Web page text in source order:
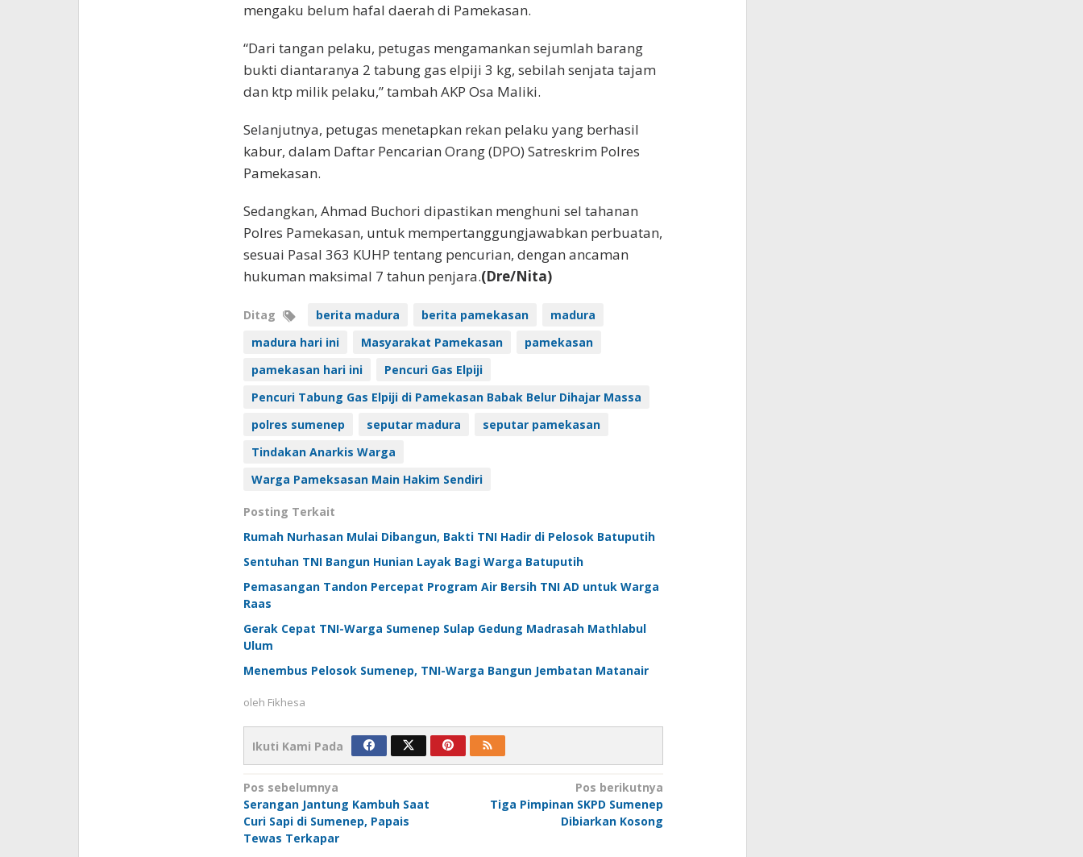
mengaku belum hafal daerah di Pamekasan.
“Dari tangan pelaku, petugas mengamankan sejumlah barang
bukti diantaranya 2 tabung gas elpiji 3 kg, sebilah senjata tajam
dan ktp milik pelaku,” tambah AKP Osa Maliki.
Selanjutnya, petugas menetapkan rekan pelaku yang berhasil
kabur, dalam Daftar Pencarian Orang (DPO) Satreskrim Polres
Pamekasan.
Sedangkan, Ahmad Buchori dipastikan menghuni sel tahanan
Polres Pamekasan, untuk mempertanggungjawabkan perbuatan,
sesuai Pasal 363 KUHP tentang pencurian, dengan ancaman
hukuman maksimal 7 tahun penjara.(Dre/Nita)
Ditag berita madura berita pamekasan
madura
madura hari ini
Masyarakat Pamekasan
pamekasan
pamekasan hari ini
Pencuri Gas Elpiji
Pencuri Tabung Gas Elpiji di Pamekasan Babak Belur Dihajar Massa
polres sumenep
seputar madura
seputar pamekasan
Tindakan Anarkis Warga
Warga Pameksasan Main Hakim Sendiri
Posting Terkait
Rumah Nurhasan Mulai Dibangun, Bakti TNI Hadir di Pelosok Batuputih
Sentuhan TNI Bangun Hunian Layak Bagi Warga Batuputih
Pemasangan Tandon Percepat Program Air Bersih TNI AD untuk Warga
Raas
Gerak Cepat TNI-Warga Sumenep Sulap Gedung Madrasah Mathlabul
Ulum
Menembus Pelosok Sumenep, TNI-Warga Bangun Jembatan Matanair
oleh Fikhesa
Ikuti Kami Pada
Navigasi
pos
Pos sebelumnya
Serangan Jantung Kambuh Saat
Curi Sapi di Sumenep, Papais
Tewas Terkapar
Pos berikutnya
Tiga Pimpinan SKPD Sumenep
Dibiarkan Kosong